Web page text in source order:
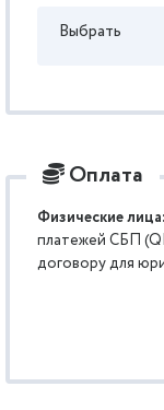
Выбрать
Оплата
Физические лица:
платежей СБП
договору для